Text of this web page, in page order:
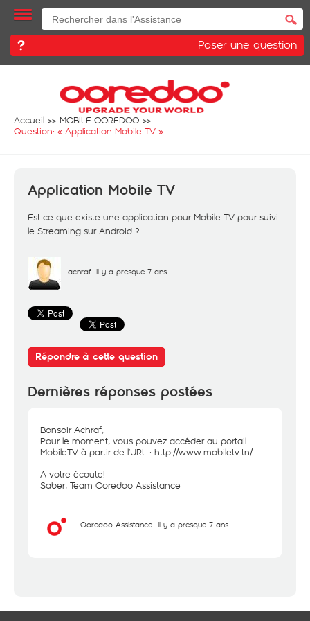
Poser une question
Accueil
MOBILE OOREDOO
Question: « Application Mobile TV »
Application Mobile TV
Est ce que existe une application pour Mobile TV pour suivi
le Streaming sur Android ?
achraf il y a presque 7 ans
Répondre à cette question
Dernières réponses postées
Bonsoir Achraf,
Pour le moment, vous pouvez accéder au portail
MobileTV à partir de l’URL : http://www.mobiletv.tn/
A votre écoute!
Saber, Team Ooredoo Assistance
Ooredoo Assistance il y a presque 7 ans